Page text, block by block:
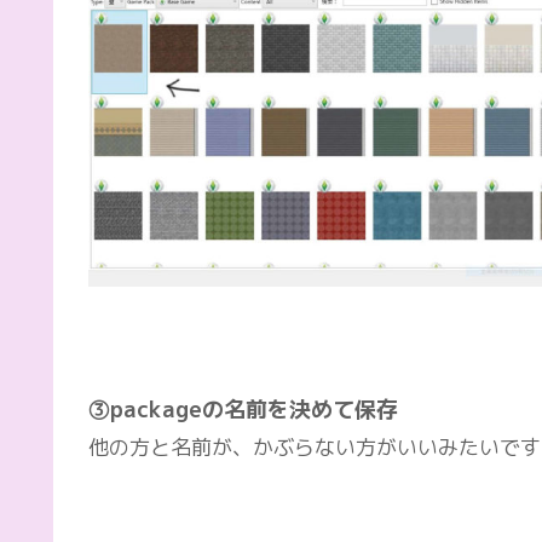
③packageの名前を決めて保存
他の方と名前が、かぶらない方がいいみたいで